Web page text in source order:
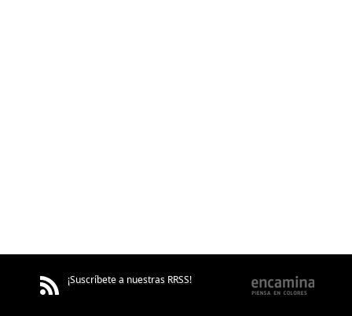
¡Suscríbete a nuestras RRSS!